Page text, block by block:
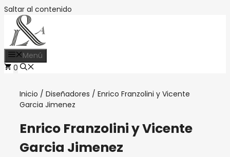
Saltar al contenido
Menú
0
Inicio / Diseñadores / Enrico Franzolini y Vicente
Garcia Jimenez
Enrico Franzolini y Vicente
Garcia Jimenez